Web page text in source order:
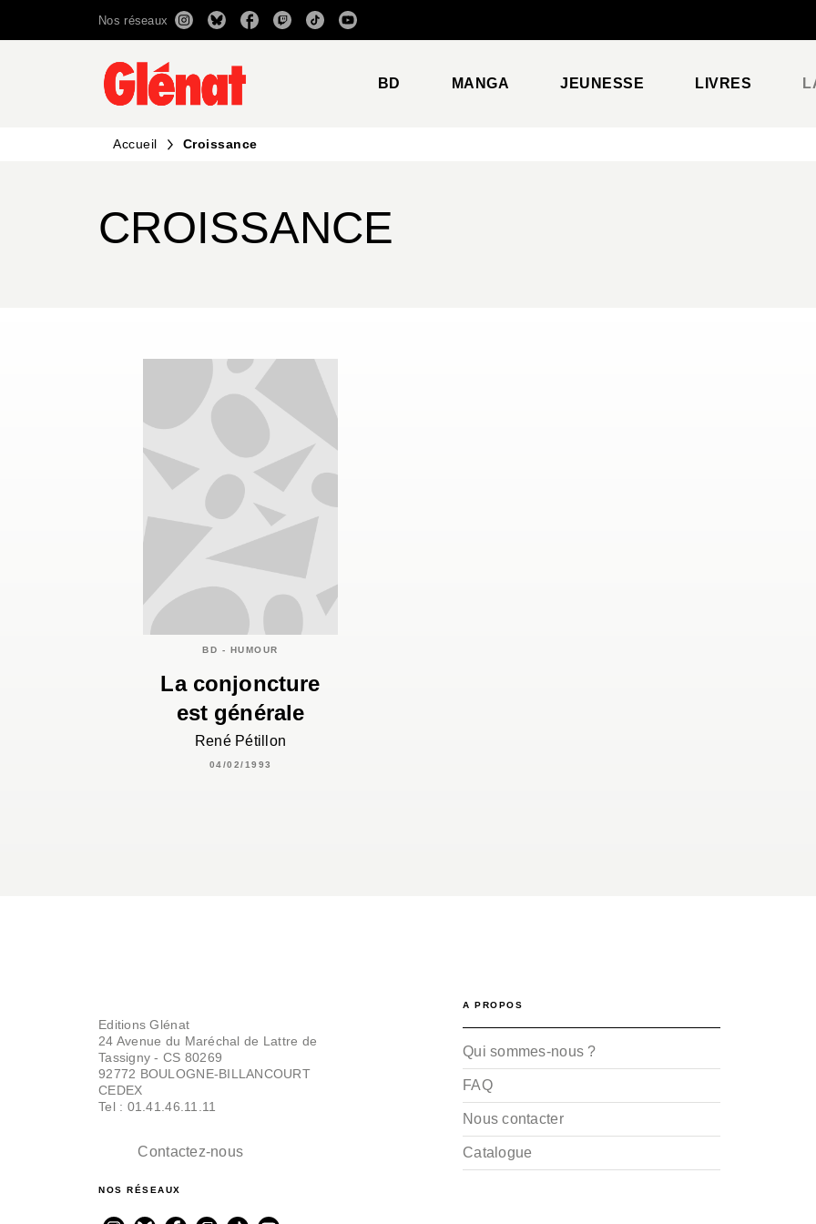
RECHERCHE CONTENU
Nos réseaux
BD MANGA JEUNESSE LIVRES
Accueil Croissance
CROISSANCE
BD - HUMOUR
La conjoncture
est générale
René Pétillon
04/02/1993
Editions Glénat
24 Avenue du Maréchal de Lattre de
Tassigny - CS 80269
92772 BOULOGNE-BILLANCOURT
CEDEX
Tel : 01.41.46.11.11
Contactez-nous
NOS RÉSEAUX
A PROPOS
Qui sommes-nous ?
FAQ
Nous contacter
Catalogue